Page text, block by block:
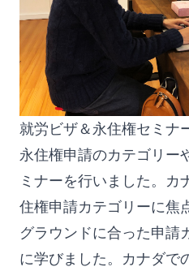
就労ビザ＆永住権セミナ
永住権申請のカテゴリー
ミナーを行いました。カ
住権申請カテゴリーに焦
グラウンドに合った申請
に学びました。カナダで